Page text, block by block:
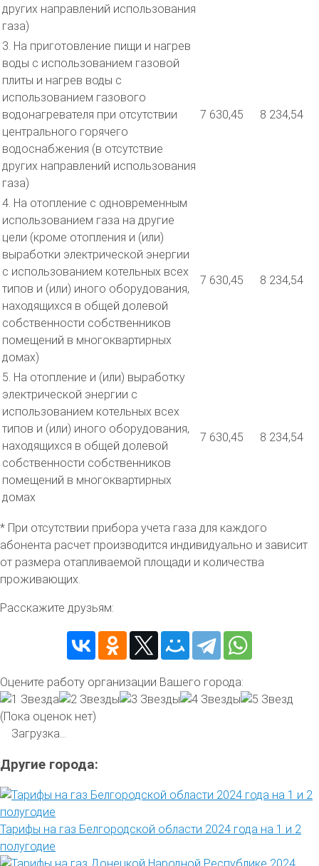
других направлений использования
газа)
3. На приготовление пищи и нагрев
воды с использованием газовой
плиты и нагрев воды с
использованием газового
водонагревателя при отсутствии
центрального горячего
водоснабжения (в отсутствие
других направлений использования
газа)
7 630,45 8 234,54
4. На отопление с одновременным
использованием газа на другие
цели (кроме отопления и (или)
выработки электрической энергии
с использованием котельных всех
типов и (или) иного оборудования,
находящихся в общей долевой
собственности собственников
помещений в многоквартирных
домах)
7 630,45 8 234,54
5. На отопление и (или) выработку
электрической энергии с
использованием котельных всех
типов и (или) иного оборудования,
находящихся в общей долевой
собственности собственников
помещений в многоквартирных
домах
7 630,45 8 234,54
* При отсутствии прибора учета газа для каждого
абонента расчет производится индивидуально и зависит
от размера отапливаемой площади и количества
проживающих.
Расскажите друзьям:
Оцените работу организации Вашего города:
(Пока оценок нет)
Загрузка...
Другие города:
Тарифы на газ Белгородской области 2024 года на 1 и 2
полугодие